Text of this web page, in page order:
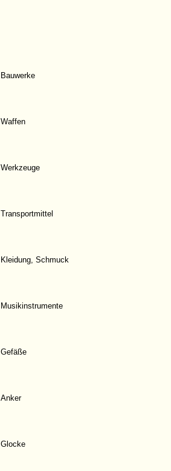
Bauwerke
Waffen
Werkzeuge
Transportmittel
Kleidung, Schmuck
Musikinstrumente
Gefäße
Anker
Glocke